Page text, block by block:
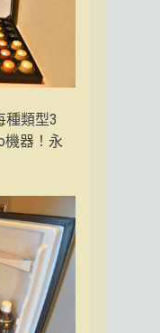
種類型3
機器！永